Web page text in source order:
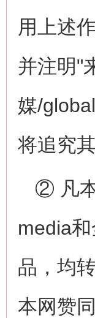
用上述
并注明"
媒/
将追究
② 凡
media
品，均
本网赞